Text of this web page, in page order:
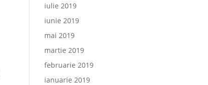
iulie 2019
iunie 2019
mai 2019
martie 2019
februarie 2019
ianuarie 2019